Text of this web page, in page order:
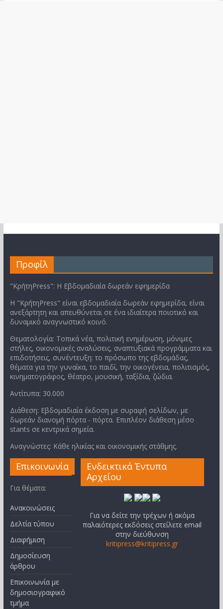
Προφίλ
"ΚρήτηPress": Η Εβδομαδιαία δωρεάν εφημερίδα
Η "ΚρήτηPress" είναι εβδομαδιαία δωρεάν εφημερίδα, είναι
ανεξάρτητη και απευθύνεται σε ένα ιδιαίτερα ποιοτικό και
δυναμικό αναγνωστικό κοινό.
Θεματολογία: Τοπικά νέα, πολιτική ενημέρωση, μόνιμες
στήλες, οικονομικές αναλύσεις, αναπτυξιακά προγράμματα και
επιδοτήσεις, συνέντευξη: το πρόσωπο της εβδομάδας,
θέματα για την γυναίκα, το παιδί, την οικογένεια, πολιτισμός,
κινηματογράφος, θέατρο, μουσική, ταξίδια, ζώδια.
Αντίτυπα: 30.000
Διάθεση: Εβδομαδιαία έκδοση με συραφή σελίδων, με
δωρεάν διανομή πόρτα - πόρτα. Επιπλέον διάθεση μέσο
stants σε κεντρικά σημεία.
Αναγνώστες: Κάθε ηλικίας και οικονομικής στάθμης.
Επικοινωνία
Για θέματα:
Ανακοινώσεις
Δελτία τύπου
Διαφήμιση
Δημοσίευση
άρθρου
Επικοινωνία με
δημοσιογραφικό
τμήμα
Ενδεικτικά Έντυπα
Αρχείου
Για να δείτε την τρέχων ή ακόμα
παλαιότερες εκδόσεις στείλετε email
στην διεύθυνση
kritipress@kritipress.gr